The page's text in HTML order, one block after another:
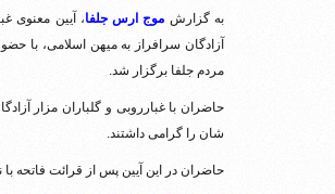
به گزارش موج ارس جلفا
آزادگان سرافراز به میهن اسلامی، با
مردم جلفا برگزار شد.
حاضران با غبارروبی و گلباران مزار
شان را گرامی داشتند.
حاضران در این آیین پس از قرائت فاتحه با